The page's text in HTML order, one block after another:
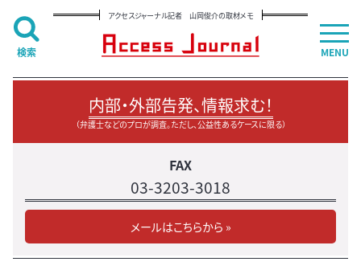
アクセスジャーナル記者 山岡俊介の取材メモ
内部・外部告発、情報求む！
（弁護士などのプロが調査。ただし、公益性あるケースに限る）
FAX
03-3203-3018
メールはこちらから »
MENU
検索